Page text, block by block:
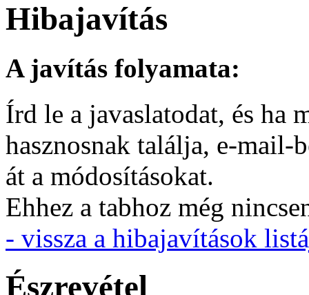
Hibajavítás
A javítás folyamata:
Írd le a javaslatodat, és ha
hasznosnak találja, e-mail-
át a módosításokat.
Ehhez a tabhoz még
- vissza a hibajavítások
Észrevétel